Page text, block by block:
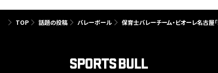
TOP 話題の投稿 バレーボール 保育士バレーチーム・ビオーレ名古屋